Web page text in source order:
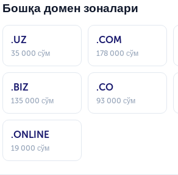
Бошқа домен зоналари
.UZ
35 000 сўм
.COM
178 000 сўм
.BIZ
135 000 сўм
.CO
93 000 сўм
.ONLINE
19 000 сўм